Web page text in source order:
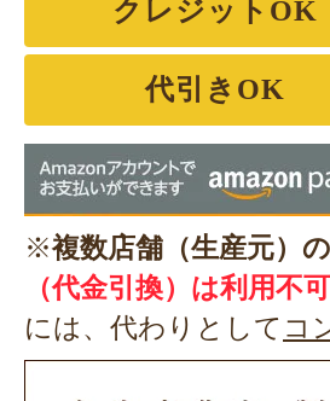
クレジットOK
代引きOK
※複数店舗（生産元）
（代金引換）は利用不可
には、代わりとして コ